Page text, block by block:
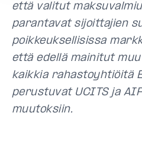
että valitut
parantavat sijoittajien
poikkeuksellisissa
että edellä mainitut
kaikkia rahastoyhtiöitä
perustuvat UCITS ja
muutoksiin.